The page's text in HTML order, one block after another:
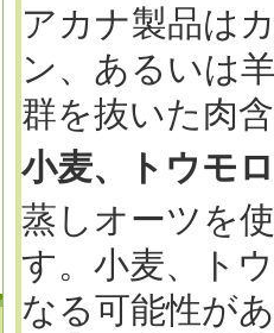
アカナ製品は
ン、あるいは
群を抜いた肉
小麦、トウモ
蒸しオーツを
す。小麦、ト
なる可能性が